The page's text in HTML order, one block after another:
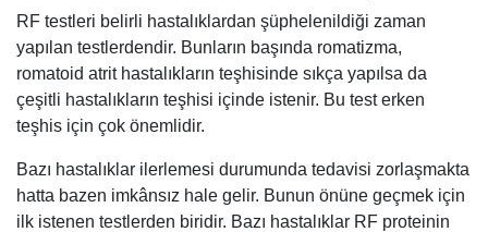
RF testleri belirli hastalıklardan şüphelenildiği zaman
yapılan testlerdendir. Bunların başında romatizma,
romatoid atrit hastalıkların teşhisinde sıkça yapılsa da
çeşitli hastalıkların teşhisi içinde istenir. Bu test erken
teşhis için çok önemlidir.
Bazı hastalıklar ilerlemesi durumunda tedavisi zorlaşmakta
hatta bazen imkânsız hale gelir. Bunun önüne geçmek için
ilk istenen testlerden biridir. Bazı hastalıklar RF proteinin